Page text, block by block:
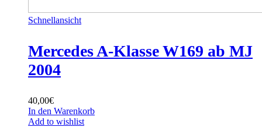
Schnellansicht
Mercedes A-Klasse W169 ab MJ
2004
40,00€
In den Warenkorb
Add to wishlist